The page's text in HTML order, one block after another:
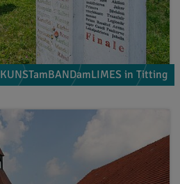
KUNSTamBANDamLIMES in Titting